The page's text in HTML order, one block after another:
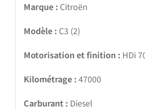
Marque : Citroën
Modèle : C3 (2)
Motorisation et finition : HDi
Kilométrage : 47000
Carburant : Diesel